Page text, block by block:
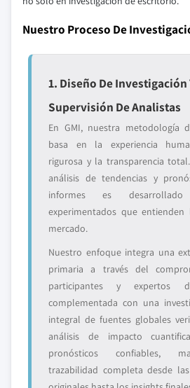
Nuestro Proceso De
1. Diseño De Investigación
Supervisión De Analistas
En GMI, nuestra metodología
basa en la experiencia
rigurosa y la transparencia
análisis de tendencias y
informes es
experimentados que
mercado.
Nuestro enfoque integra una
primaria a través del
participantes y expertos
complementada con una
integral de fuentes globales
análisis de impacto
pronósticos confiables,
trazabilidad completa desde